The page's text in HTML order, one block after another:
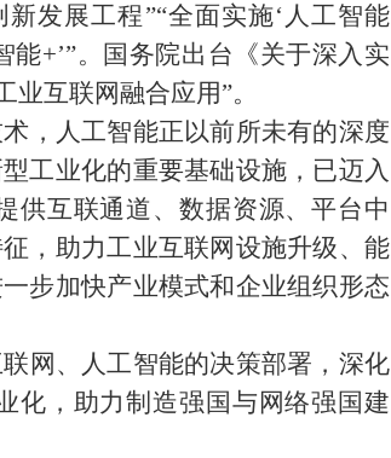
发展工程”“全面实施‘人工智能
能+’”。国务院出台《关于深入实
互联网融合应用”。
，人工智能正以前所未有的深度
工业化的重要基础设施，已迈入
供互联通道、数据资源、平台中
，助力工业互联网设施升级、能
步加快产业模式和企业组织形态
网、人工智能的决策部署，深化
化，助力制造强国与网络强国建